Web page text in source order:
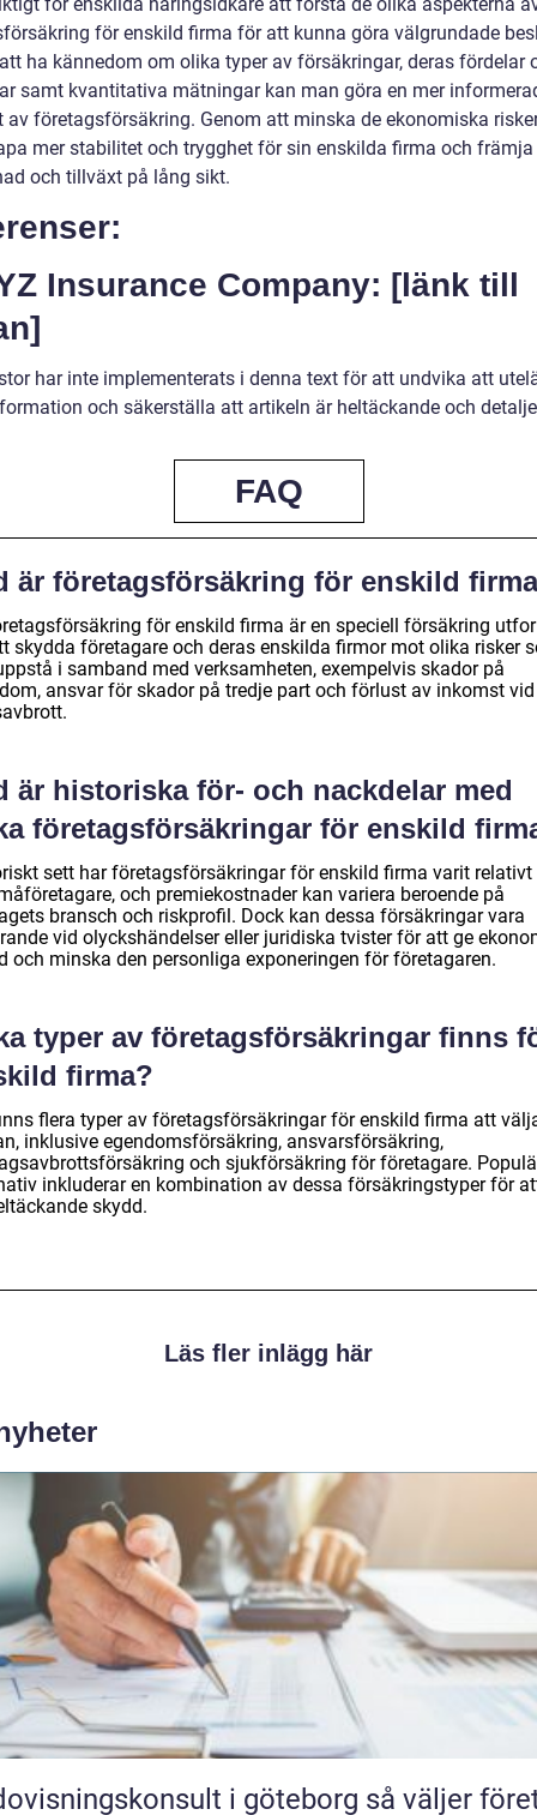
för enskild firma för att kunna göra välgrundade
ha kännedom om olika typer av försäkringar, deras fördelar
samt kvantitativa mätningar kan man göra en mer
av företagsförsäkring. Genom att minska de ekonomiska
mer stabilitet och trygghet för sin enskilda firma och främja
och tillväxt på lång sikt.
Insurance Company: [länk till
har inte implementerats i denna text för att undvika att
och säkerställa att artikeln är heltäckande och
FAQ
är företagsförsäkring för enskild
för enskild firma är en speciell försäkring
skydda företagare och deras enskilda firmor mot olika risker
i samband med verksamheten, exempelvis skador på
ansvar för skador på tredje part och förlust av inkomst vid
är historiska för- och nackdelar med
företagsförsäkringar för enskild
sett har företagsförsäkringar för enskild firma varit relativt
och premiekostnader kan variera beroende på
bransch och riskprofil. Dock kan dessa försäkringar vara
vid olyckshändelser eller juridiska tvister för att ge
och minska den personliga exponeringen för företagaren.
typer av företagsförsäkringar finns
firma?
flera typer av företagsförsäkringar för enskild firma att
inklusive egendomsförsäkring, ansvarsförsäkring,
och sjukförsäkring för företagare.
inkluderar en kombination av dessa försäkringstyper för
skydd.
Läs fler inlägg här
i göteborg så väljer företag